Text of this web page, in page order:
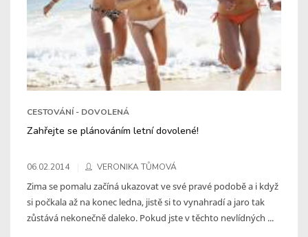
CESTOVÁNÍ - DOVOLENÁ
Zahřejte se plánováním letní dovolené!
06.02.2014 VERONIKA TŮMOVÁ
Zima se pomalu začíná ukazovat ve své pravé podobě a i když
si počkala až na konec ledna, jistě si to vynahradí a jaro tak
zůstává nekonečně daleko. Pokud jste v těchto nevlídných ...